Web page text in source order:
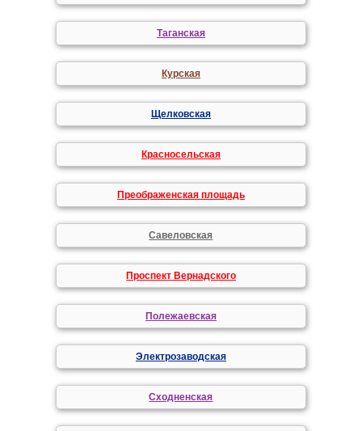
Таганская
Курская
Щелковская
Красносельская
Преображенская площадь
Савеловская
Проспект Вернадского
Полежаевская
Электрозаводская
Сходненская